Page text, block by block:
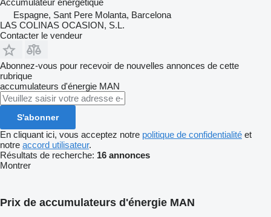
Espagne, Sant Pere Molanta, Barcelona
LAS COLINAS OCASION, S.L.
Contacter le vendeur
Abonnez-vous pour recevoir de nouvelles annonces de cette
rubrique
accumulateurs d'énergie MAN
S'abonner
En cliquant ici, vous acceptez notre politique de confidentialité et
notre accord utilisateur.
Résultats de recherche: 16 annonces
Montrer
Prix de accumulateurs d'énergie MAN